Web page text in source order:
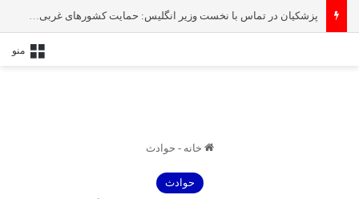
پزشکیان در تماس با نخست‌ وزیر انگلیس: حمایت کشور‌های غربی از رژیم صهیونیستی امنیت منطقه و جهان را به خطر انداخته است
منو
خانه - حوادث
حوادث